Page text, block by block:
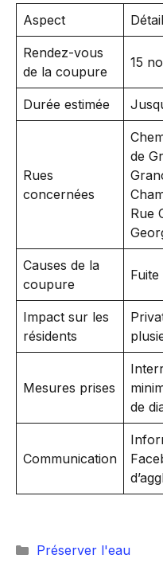
Aspect
Rendez-vous
de la coupure
15
Durée estimée
Rues
concernées
de
Rue
Causes de la
coupure
Impact sur les
résidents
Mesures prises
de
Communication
Catégories
Préserver l'eau